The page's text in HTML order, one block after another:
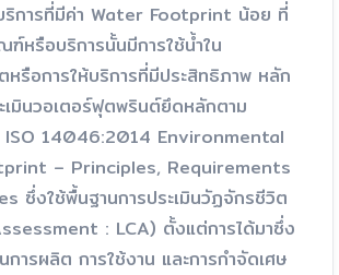
การที่มีค่า Water Footprint น้อย ที่
หรือบริการนั้นมีการใช้น้ำใน
หรือการให้บริการที่มีประสิทธิภาพ หลัก
เมินวอเตอร์ฟุตพรินต์ยึดหลักตาม
ISO 14046:2014 Environmental
– Principles, Requirements
ซึ่งใช้พื้นฐานการประเมินวัฏจักรชีวิต
: LCA) ตั้งแต่การได้มาซึ่ง
ารผลิต การใช้งาน และการกำจัดเศษ